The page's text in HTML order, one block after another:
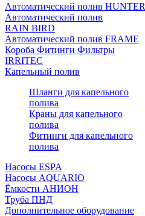
Автоматический полив HUNTER
Автоматический полив
RAIN BIRD
Автоматический полив FRAME
Короба Фитинги Фильтры
IRRITEC
Капельный полив
Шланги для капельного
полива
Краны для капельного
полива
Фитинги для капельного
полива
Насосы ESPA
Насосы AQUARIO
Ёмкости АНИОН
Труба ПНД
Дополнительное оборудование